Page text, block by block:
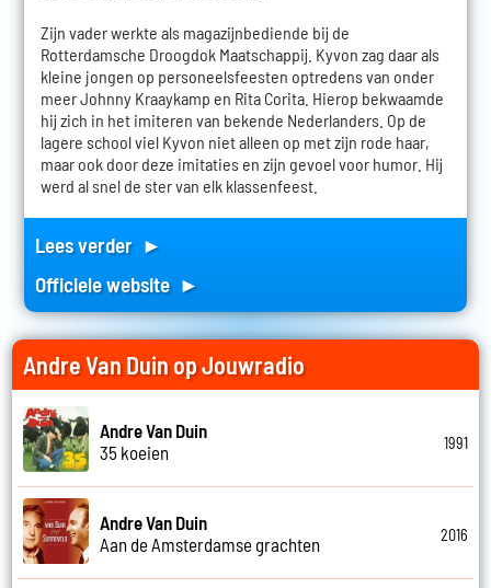
Zijn vader werkte als magazijnbediende bij de
Rotterdamsche Droogdok Maatschappij. Kyvon zag daar als
kleine jongen op personeelsfeesten optredens van onder
meer Johnny Kraaykamp en Rita Corita. Hierop bekwaamde
hij zich in het imiteren van bekende Nederlanders. Op de
lagere school viel Kyvon niet alleen op met zijn rode haar,
maar ook door deze imitaties en zijn gevoel voor humor. Hij
werd al snel de ster van elk klassenfeest.
Lees verder ►
Officiele website ►
Andre Van Duin op Jouwradio
Andre Van Duin
35 koeien
1991
Andre Van Duin
Aan de Amsterdamse grachten
2016